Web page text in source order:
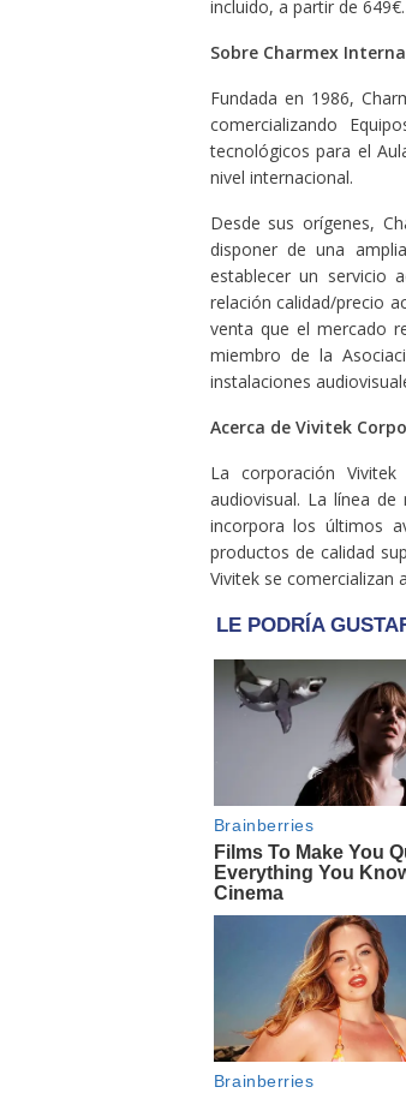
incluido, a partir de
Sobre Charmex
Fundada en 1986,
comercializando
tecnológicos para el
nivel internacional.
Desde sus orígenes,
disponer de una
establecer un servicio
relación calidad/precio
venta que el mercado
miembro de la
instalaciones
Acerca de Vivitek
La corporación
audiovisual. La línea
incorpora los últimos
productos de calidad
Vivitek se comercializan